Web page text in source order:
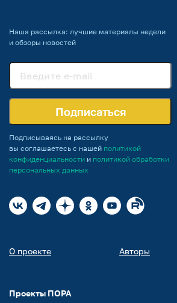
Наша рассылка: лучшие материалы недели
и обзоры новостей
Подписаться
Подписываясь на рассылку
вы соглашаетесь с нашей политикой
конфиденциальности и политикой обработки
персональных данных
О проекте Авторы
Проекты ПОРА